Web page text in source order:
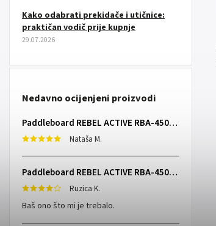
Kako odabrati prekidače i utičnice:
praktičan vodič prije kupnje
29.07.2026
Nedavno ocijenjeni proizvodi
Paddleboard REBEL ACTIVE RBA-4507 - sivi
Nataša M.
Paddleboard REBEL ACTIVE RBA-4507 - sivi
Ruzica K.
Baš ono što mi je trebalo.